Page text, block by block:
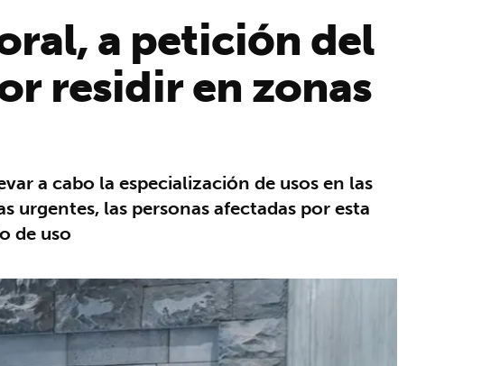
a petición del
residir en zonas
a cabo la especialización de usos en las
las personas afectadas por esta
de uso